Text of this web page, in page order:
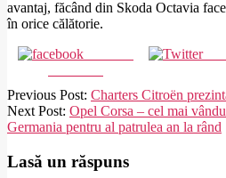
avantaj, făcând din Skoda Octavia
în orice călătorie.
2025-
02-
27
Previous Post: Charters Citroën
Next Post: Opel Corsa – cel mai
Germania pentru al patrulea an la rând
Lasă un răspuns